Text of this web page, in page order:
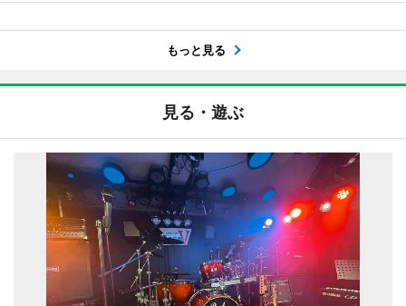
もっと見る
見る・遊ぶ